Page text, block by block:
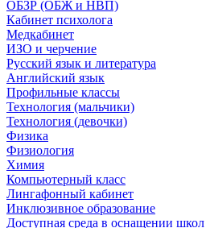
ОБЗР (ОБЖ и НВП)
Кабинет психолога
Медкабинет
ИЗО и черчение
Русский язык и литература
Английский язык
Профильные классы
Технология (мальчики)
Технология (девочки)
Физика
Физиология
Химия
Компьютерный класс
Лингафонный кабинет
Инклюзивное образование
Доступная среда в оснащении школ